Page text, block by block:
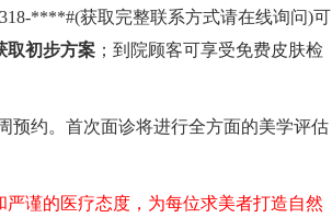
****#(获取完整联系方式请在线询问)可
取初步方案 ；到院顾客可享受免费皮肤检
预约。首次面诊将进行全方面的美学评估
谨的医疗态度，为每位求美者打造自然